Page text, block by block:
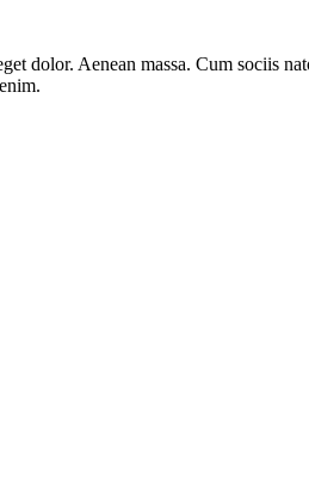
dolor. Aenean massa. Cum sociis